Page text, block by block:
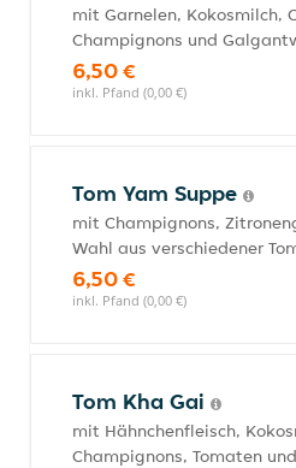
mit Garnelen, Kokosmilch,
Champignons und
6,50 €
inkl. Pfand (0,00 €)
Tom Yam Suppe
mit Champignons,
Wahl aus verschiedener
6,50 €
inkl. Pfand (0,00 €)
Tom Kha Gai
mit Hähnchenfleisch,
Champignons, Tomaten